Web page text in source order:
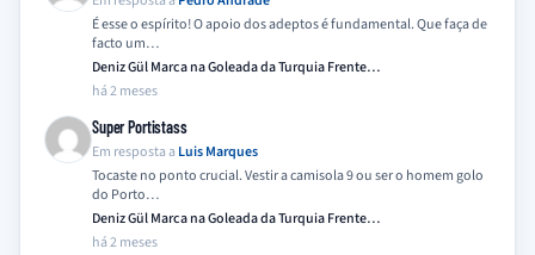
É esse o espírito! O apoio dos adeptos é fundamental. Que faça de
facto um…
Deniz Gül Marca na Goleada da Turquia Frente…
há 2 meses
Super Portistass
Em resposta a Luis Marques
Tocaste no ponto crucial. Vestir a camisola 9 ou ser o homem golo
do Porto…
Deniz Gül Marca na Goleada da Turquia Frente…
há 2 meses